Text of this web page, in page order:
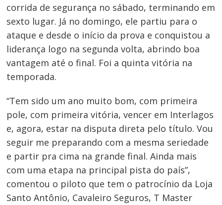
corrida de segurança no sábado, terminando em
sexto lugar. Já no domingo, ele partiu para o
ataque e desde o início da prova e conquistou a
liderança logo na segunda volta, abrindo boa
vantagem até o final. Foi a quinta vitória na
temporada.
“Tem sido um ano muito bom, com primeira
pole, com primeira vitória, vencer em Interlagos
e, agora, estar na disputa direta pelo título. Vou
seguir me preparando com a mesma seriedade
e partir pra cima na grande final. Ainda mais
com uma etapa na principal pista do país”,
comentou o piloto que tem o patrocínio da Loja
Santo Antônio, Cavaleiro Seguros, T Master